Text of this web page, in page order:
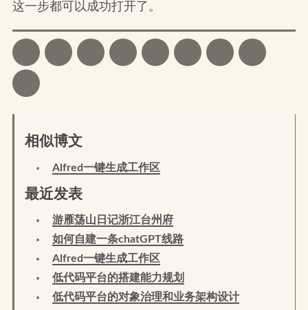
这一步都可以成功打开了。
相似博文
Alfred一键生成工作区
最近发表
游雁荡山日记浙江台州府
如何自建一条chatGPT线路
Alfred一键生成工作区
低代码平台的搭建能力规划
低代码平台的对象治理和业务架构设计